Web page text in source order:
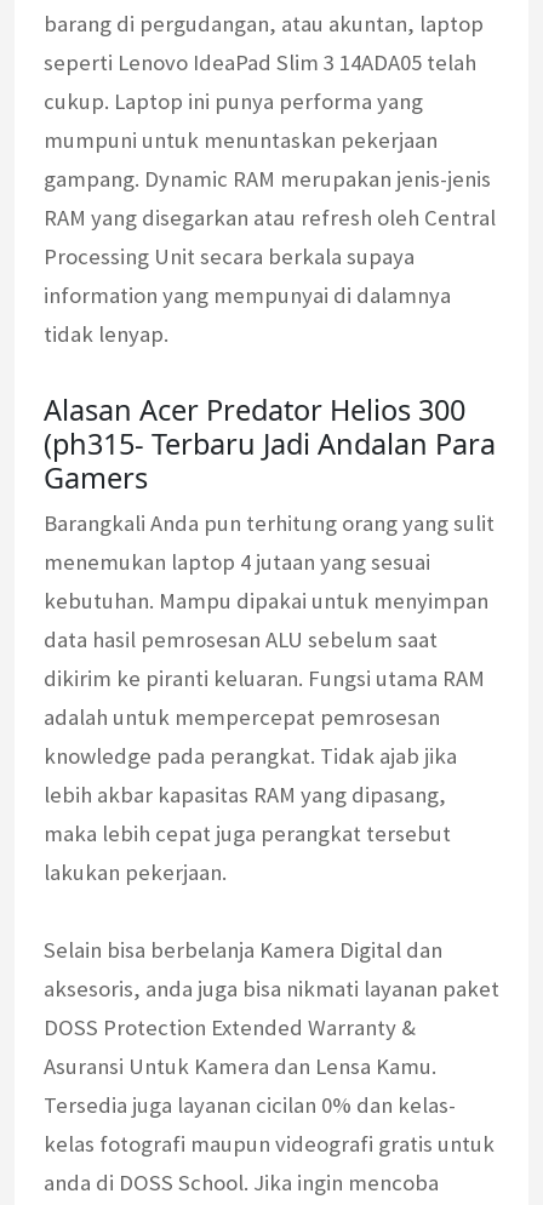
barang di pergudangan, atau akuntan, laptop
seperti Lenovo IdeaPad Slim 3 14ADA05 telah
cukup. Laptop ini punya performa yang
mumpuni untuk menuntaskan pekerjaan
gampang. Dynamic RAM merupakan jenis-jenis
RAM yang disegarkan atau refresh oleh Central
Processing Unit secara berkala supaya
information yang mempunyai di dalamnya
tidak lenyap.
Alasan Acer Predator Helios 300
(ph315- Terbaru Jadi Andalan Para
Gamers
Barangkali Anda pun terhitung orang yang sulit
menemukan laptop 4 jutaan yang sesuai
kebutuhan. Mampu dipakai untuk menyimpan
data hasil pemrosesan ALU sebelum saat
dikirim ke piranti keluaran. Fungsi utama RAM
adalah untuk mempercepat pemrosesan
knowledge pada perangkat. Tidak ajab jika
lebih akbar kapasitas RAM yang dipasang,
maka lebih cepat juga perangkat tersebut
lakukan pekerjaan.
Selain bisa berbelanja Kamera Digital dan
aksesoris, anda juga bisa nikmati layanan paket
DOSS Protection Extended Warranty &
Asuransi Untuk Kamera dan Lensa Kamu.
Tersedia juga layanan cicilan 0% dan kelas-
kelas fotografi maupun videografi gratis untuk
anda di DOSS School. Jika ingin mencoba